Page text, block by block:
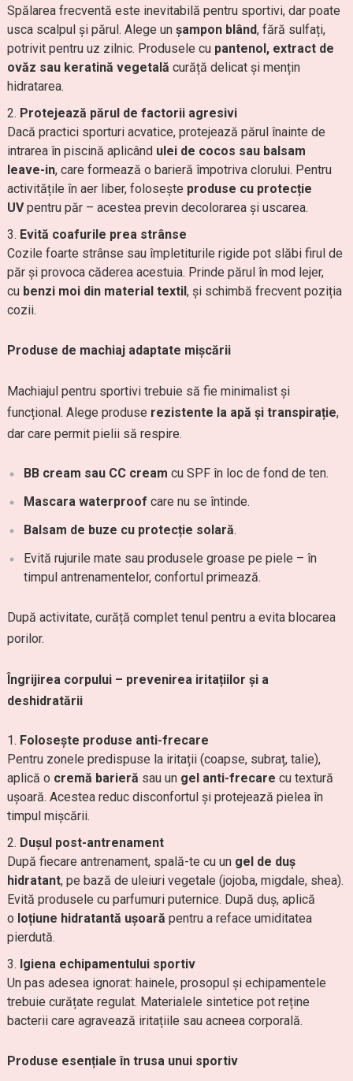
Spălarea frecventă este inevitabilă pentru sportivi, dar poate
usca scalpul și părul. Alege un șampon blând, fără sulfați,
potrivit pentru uz zilnic. Produsele cu pantenol, extract de
ovăz sau keratină vegetală curăță delicat și mențin
hidratarea.
Protejează părul de factorii agresivi
Dacă practici sporturi acvatice, protejează părul înainte de
intrarea în piscină aplicând ulei de cocos sau balsam
leave-in, care formează o barieră împotriva clorului. Pentru
activitățile în aer liber, folosește produse cu protecție
UVpentru păr – acestea previn decolorarea și uscarea.
Evită coafurile prea strânse
Cozile foarte strânse sau împletiturile rigide pot slăbi firul de
păr și provoca căderea acestuia. Prinde părul în mod lejer,
cu benzi moi din material textil, și schimbă frecvent poziția
cozii.
Produse de machiaj adaptate mișcării
Machiajul pentru sportivi trebuie să fie minimalist și
funcțional. Alege produse rezistente la apă și transpirație,
dar care permit pielii să respire.
BB cream sau CC cream cu SPF în loc de fond de ten.
Mascara waterproof care nu se întinde.
Balsam de buze cu protecție solară.
Evită rujurile mate sau produsele groase pe piele – în
timpul antrenamentelor, confortul primează.
După activitate, curăță complet tenul pentru a evita blocarea
porilor.
Îngrijirea corpului – prevenirea iritațiilor și a
deshidratării
Folosește produse anti-frecare
Pentru zonele predispuse la iritații (coapse, subraț, talie),
aplică o cremă barieră sau un gel anti-frecare cu textură
ușoară. Acestea reduc disconfortul și protejează pielea în
timpul mișcării.
Dușul post-antrenament
După fiecare antrenament, spală-te cu un gel de duș
hidratant, pe bază de uleiuri vegetale (jojoba, migdale, shea).
Evită produsele cu parfumuri puternice. După duș, aplică
o loțiune hidratantă ușoară pentru a reface umiditatea
pierdută.
Igiena echipamentului sportiv
Un pas adesea ignorat: hainele, prosopul și echipamentele
trebuie curățate regulat. Materialele sintetice pot reține
bacterii care agravează iritațiile sau acneea corporală.
Produse esențiale în trusa unui sportiv